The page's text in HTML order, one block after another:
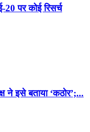
20 पर कोई रिसर्च
ने इसे बताया ‘कठोर’;...